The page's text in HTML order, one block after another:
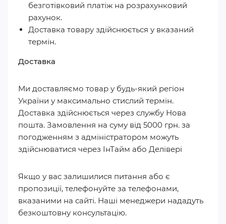
безготівковий платіж на розрахунковий
рахунок.
Доставка товару здійснюється у вказаний
термін.
Доставка
Ми доставляємо товар у будь-який регіон
України у максимально стислий термін.
Доставка здійснюється через службу Нова
пошта. Замовлення на суму від 5000 грн. за
погодженням з адміністратором можуть
здійснюватися через ІнТайм або Делівері
Якщо у вас залишилися питання або є
пропозиції, телефонуйте за телефонами,
вказаними на сайті. Наші менеджери нададуть
безкоштовну консультацію.